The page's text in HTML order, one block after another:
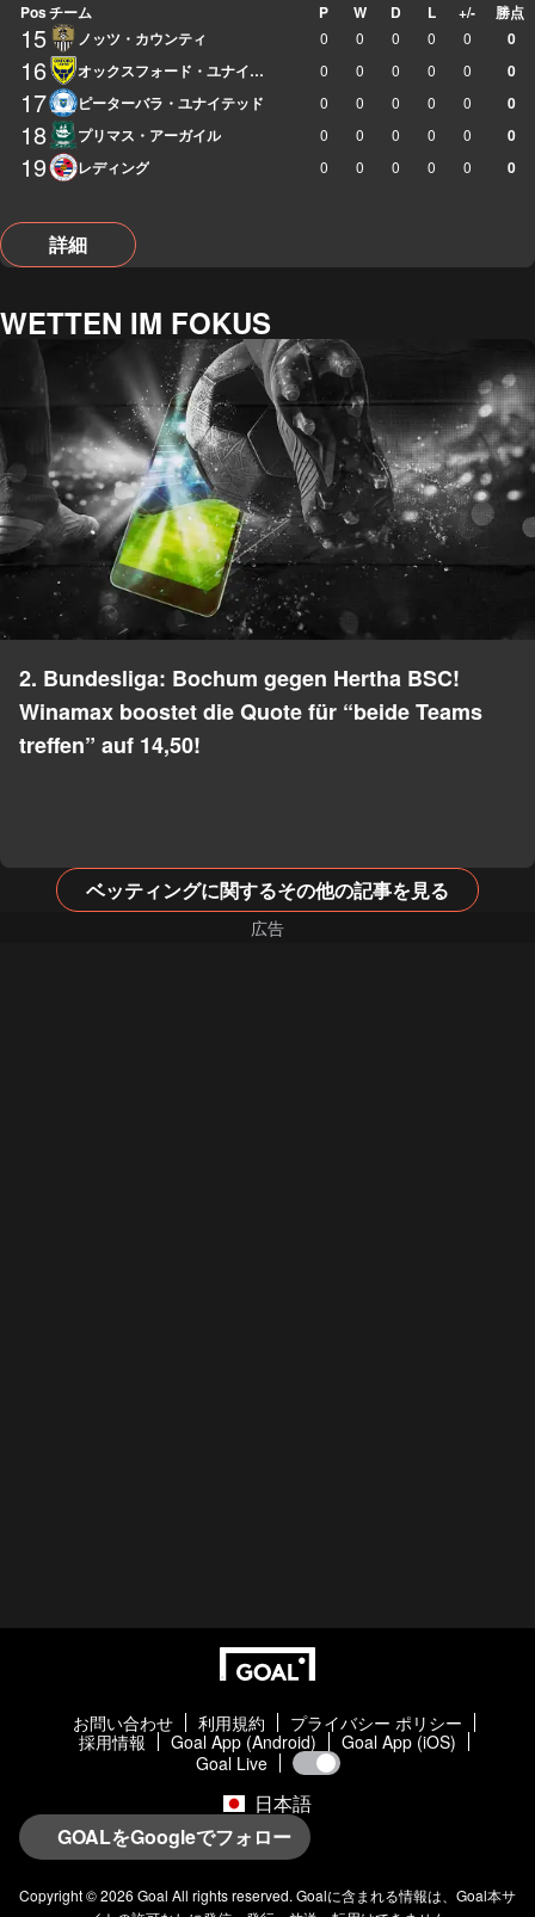
Posチーム P W D L +/- 勝点
15 ノッツ・カウンティ 0 0 0 0 0 0
16 オックスフォード・ユナイテッド 0 0 0 0 0 0
17 ピーターバラ・ユナイテッド 0 0 0 0 0 0
18 プリマス・アーガイル 0 0 0 0 0 0
19 レディング 0 0 0 0 0 0
詳細
WETTEN IM FOKUS
2. Bundesliga: Bochum gegen Hertha BSC!
Winamax boostet die Quote für “beide Teams
treffen” auf 14,50!
ベッティングに関するその他の記事を見る
お問い合わせ 利用規約
プライバシー ポリシー
採用情報
Goal App (Android)
Goal App (iOS)
Goal Live
日本語
GOALをGoogleでフォロー
Copyright © 2026 Goal All rights reserved. Goalに含まれる情報は、 Goal本サ